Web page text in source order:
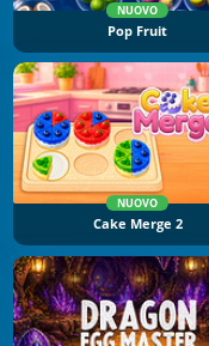
NUOVO
Pop Fruit
NUOVO
Cake Merge 2